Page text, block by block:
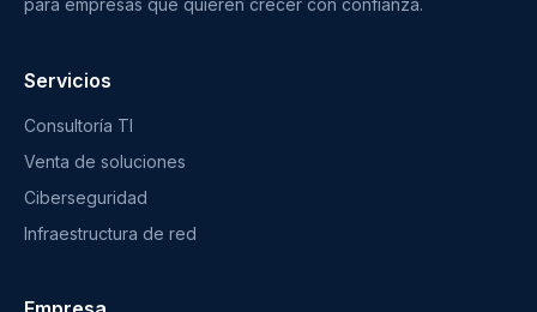
para empresas que quieren crecer con confianza.
Servicios
Consultoría TI
Venta de soluciones
Ciberseguridad
Infraestructura de red